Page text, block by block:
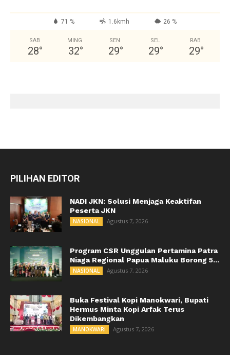
71 % 1.6kmh 26 %
SAB
28°
MING
32°
SEN
29°
SEL
29°
RAB
29°
PILIHAN EDITOR
NADI JKN: Solusi Menjaga Keaktifan
Peserta JKN
NASIONAL Agustus 7, 2026
Program CSR Unggulan Pertamina Patra
Niaga Regional Papua Maluku Borong 5...
NASIONAL Agustus 7, 2026
Buka Festival Kopi Manokwari, Bupati
Hermus Minta Kopi Arfak Terus
Dikembangkan
MANOKWARI Agustus 7, 2026